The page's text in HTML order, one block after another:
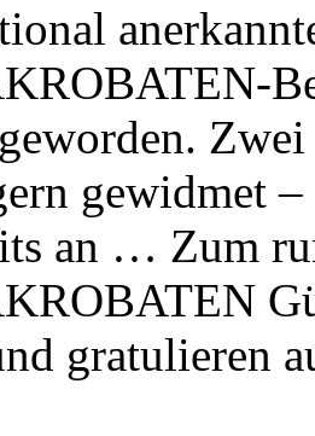
gewidmet
an … Zum
gratulieren